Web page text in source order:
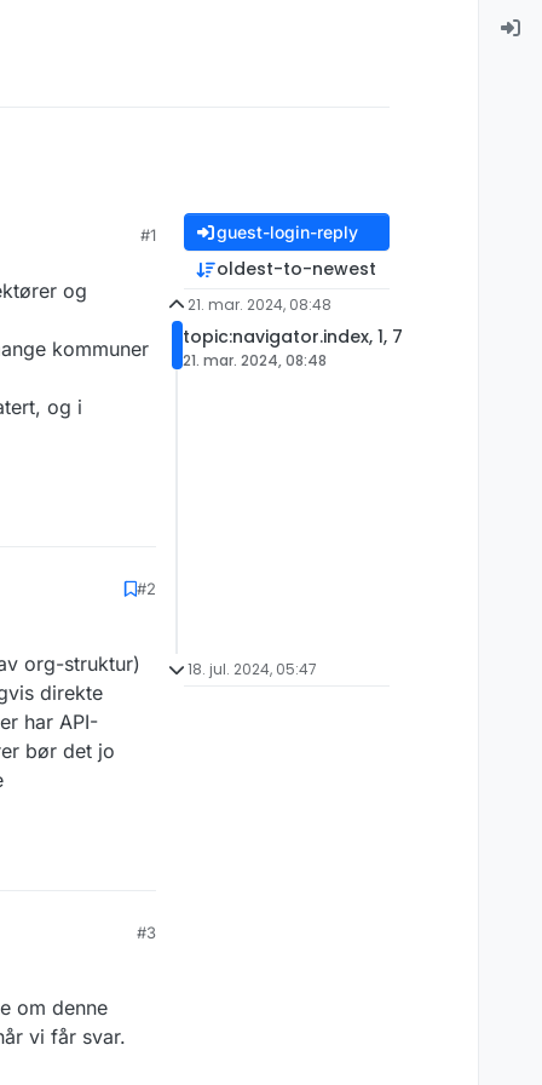
#1
og
kommuner
og i
#2
org-struktur)
direkte
har API-
bør det jo
#3
om denne
vi får svar.
guest-login-reply
oldest-to-newest
21. mar. 2024, 08:48
topic:navigator.index, 1, 7
21. mar. 2024, 08:48
18. jul. 2024, 05:47